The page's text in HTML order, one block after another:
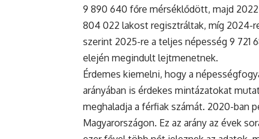
9 890 640 főre mérséklődött, majd
804 022 lakost regisztráltak, míg 2024-
szerint 2025-re a teljes népesség 9 721
elején megindult lejtmenetnek.
Érdemes kiemelni, hogy a
arányában is érdekes mintázatokat
meghaladja a férfiak számát. 2020-ban
Magyarországon. Ez az arány az évek